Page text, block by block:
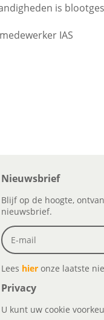
is
IAS
Nieuwsbrief
Blijf op de hoogte,
nieuwsbrief.
Lees hier onze laatste
Privacy
U kunt uw cookie